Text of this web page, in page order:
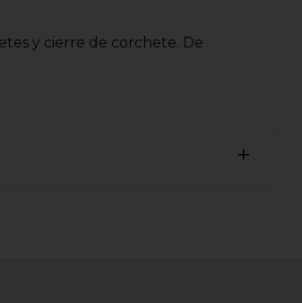
y cierre de corchete. De